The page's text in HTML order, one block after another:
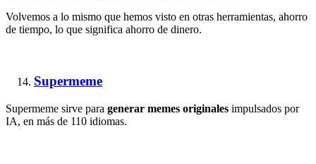
Volvemos a lo mismo que hemos visto en otras herramientas, ahorro
de tiempo, lo que significa ahorro de dinero.
Supermeme
Supermeme sirve para generar memes originales impulsados por
IA, en más de 110 idiomas.